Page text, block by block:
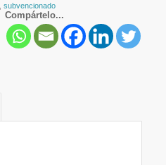
subvencionado
Compártelo...